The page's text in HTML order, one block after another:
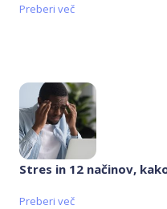
Preberi več
Stres in 12 načinov,
Preberi več